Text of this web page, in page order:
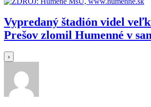
Vypredaný štadión videl
Prešov zlomil Humenné v
›